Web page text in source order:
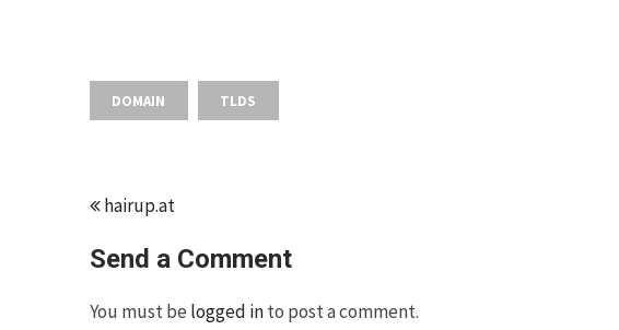
DOMAIN TLDS
hairup.at
Send a Comment
You must be logged into post a comment.